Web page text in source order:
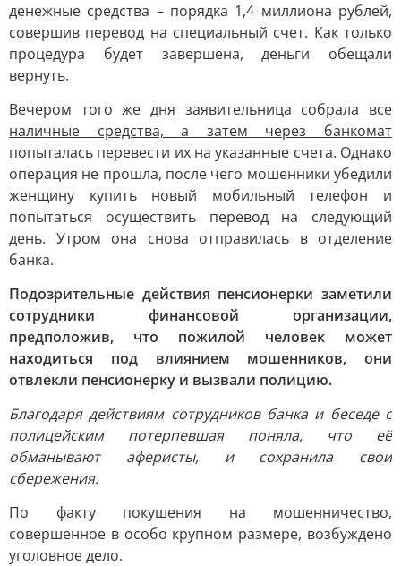
денежные средства – порядка 1,4 миллиона рублей,
совершив перевод на специальный счет. Как только
процедура будет завершена, деньги обещали
вернуть.
Вечером того же дня заявительница собрала все
наличные средства, а затем через банкомат
попыталась перевести их на указанные счета. Однако
операция не прошла, после чего мошенники убедили
женщину купить новый мобильный телефон и
попытаться осуществить перевод на следующий
день. Утром она снова отправилась в отделение
банка.
Подозрительные действия пенсионерки заметили
сотрудники финансовой организации,
предположив, что пожилой человек может
находиться под влиянием мошенников, они
отвлекли пенсионерку и вызвали полицию.
Благодаря действиям сотрудников банка и беседе с
полицейским потерпевшая поняла, что её
обманывают аферисты, и сохранила свои
сбережения.
По факту покушения на мошенничество,
совершенное в особо крупном размере, возбуждено
уголовное дело.